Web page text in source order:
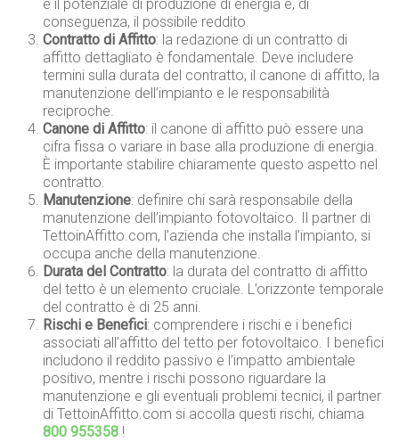
è il potenziale di produzione di energia e, di
conseguenza, il possibile reddito.
Contratto di Affitto: la redazione di un contratto di
affitto dettagliato è fondamentale. Deve includere
termini sulla durata del contratto, il canone di affitto, la
manutenzione dell’impianto e le responsabilità
reciproche.
Canone di Affitto: il canone di affitto può essere una
cifra fissa o variare in base alla produzione di energia.
È importante stabilire chiaramente questo aspetto nel
contratto.
Manutenzione: definire chi sarà responsabile della
manutenzione dell’impianto fotovoltaico. Il partner di
TettoinAffitto.com, l’azienda che installa l’impianto, si
occupa anche della manutenzione.
Durata del Contratto: la durata del contratto di affitto
del tetto è un elemento cruciale. L’orizzonte temporale
del contratto è di 25 anni.
Rischi e Benefici: comprendere i rischi e i benefici
associati all’affitto del tetto per fotovoltaico. I benefici
includono il reddito passivo e l’impatto ambientale
positivo, mentre i rischi possono riguardare la
manutenzione e gli eventuali problemi tecnici, il partner
di TettoinAffitto.com si accolla questi rischi, chiama
800 955358 !